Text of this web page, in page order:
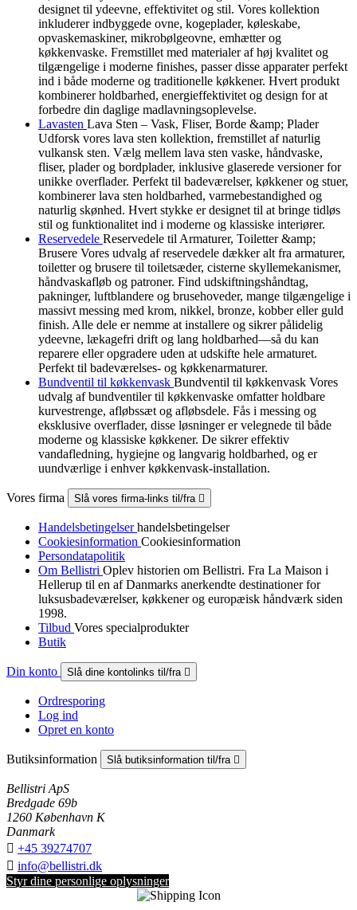
designet til ydeevne, effektivitet og stil. Vores kollektion
inkluderer indbyggede ovne, kogeplader, køleskabe,
opvaskemaskiner, mikrobølgeovne, emhætter og
køkkenvaske. Fremstillet med materialer af høj kvalitet og
tilgængelige i moderne finishes, passer disse apparater perfekt
ind i både moderne og traditionelle køkkener. Hvert produkt
kombinerer holdbarhed, energieffektivitet og design for at
forbedre din daglige madlavningsoplevelse.
Lavasten Lava Sten – Vask, Fliser, Borde &amp; Plader
Udforsk vores lava sten kollektion, fremstillet af naturlig
vulkansk sten. Vælg mellem lava sten vaske, håndvaske,
fliser, plader og bordplader, inklusive glaserede versioner for
unikke overflader. Perfekt til badeværelser, køkkener og stuer,
kombinerer lava sten holdbarhed, varmebestandighed og
naturlig skønhed. Hvert stykke er designet til at bringe tidløs
stil og funktionalitet ind i moderne og klassiske interiører.
Reservedele Reservedele til Armaturer, Toiletter &amp;
Brusere Vores udvalg af reservedele dækker alt fra armaturer,
toiletter og brusere til toiletsæder, cisterne skyllemekanismer,
håndvaskafløb og patroner. Find udskiftningshåndtag,
pakninger, luftblandere og brusehoveder, mange tilgængelige i
massivt messing med krom, nikkel, bronze, kobber eller guld
finish. Alle dele er nemme at installere og sikrer pålidelig
ydeevne, lækagefri drift og lang holdbarhed—så du kan
reparere eller opgradere uden at udskifte hele armaturet.
Perfekt til badeværelses- og køkkenarmaturer.
Bundventil til køkkenvask Bundventil til køkkenvask Vores
udvalg af bundventiler til køkkenvaske omfatter holdbare
kurvestrenge, afløbssæt og afløbsdele. Fås i messing og
eksklusive overflader, disse løsninger er velegnede til både
moderne og klassiske køkkener. De sikrer effektiv
vandafledning, hygiejne og langvarig holdbarhed, og er
uundværlige i enhver køkkenvask-installation.
Vores firma Slå vores firma-links til/fra 
Handelsbetingelserhandelsbetingelser
Cookiesinformation Cookiesinformation
Persondatapolitik
Om Bellistri Oplev historien om Bellistri. Fra La Maison i
Hellerup til en af Danmarks anerkendte destinationer for
luksus­badeværelser, køkkener og europæisk håndværk siden
1998.
Tilbud Vores specialprodukter
Butik
Din konto Slå dine kontolinks til/fra 
Ordresporing
Log ind
Opret en konto
Butiksinformation Slå butiksinformation til/fra 
Bellistri ApS
Bredgade 69b
1260 København K
Danmark
 +45 39274707
 info@bellistri.dk
Styr dine personlige oplysninger